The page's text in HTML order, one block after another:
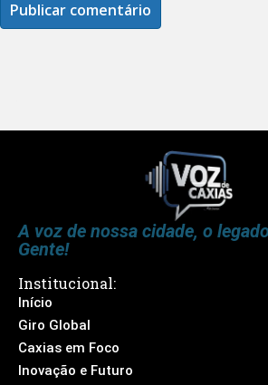
A voz de nossa cidade, o
Gente!
Institucional:
Início
Giro Global
Caxias em Foco
Inovação e Futuro